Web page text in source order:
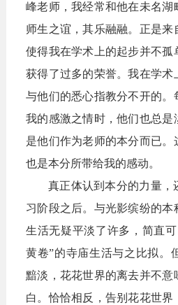
峰老师，我经常和他在未名湖
师生之谊，其乐融融。正是
使得我在学术上的起步并不孤
获得了过多的荣誉。我在学术
与他们的悉心指教分不开的。
我的感激之情时，他们也总是
是他们作为老师的本分而已。
也是本分所带给我的感动。
真正体认到本分的力量，
习阶段之后。与光影缤纷的本
生活无疑平淡了许多，简直
黄卷”的寺庙生活与之比拟。
黯淡，花花世界的离去并不意
白。恰恰相反，告别花花世